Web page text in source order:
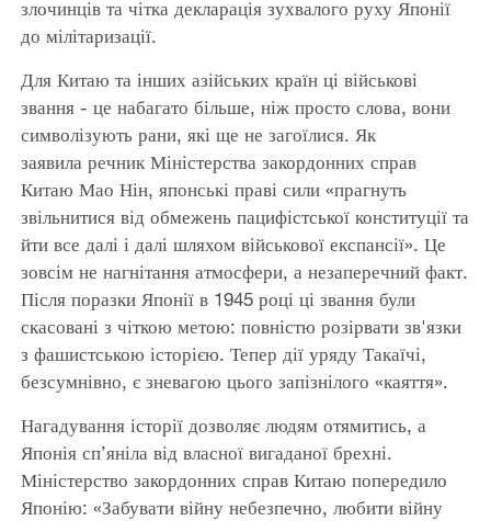
злочинців та чітка декларація зухвалого руху Японії
до мілітаризації.
Для Китаю та інших азійських країн ці військові
звання - це набагато більше, ніж просто слова, вони
символізують рани, які ще не загоїлися. Як
заявила речник Міністерства закордонних справ
Китаю Мао Нін, японські праві сили «прагнуть
звільнитися від обмежень пацифістської конституції та
йти все далі і далі шляхом військової експансії». Це
зовсім не нагнітання атмосфери, а незаперечний факт.
Після поразки Японії в 1945 році ці звання були
скасовані з чіткою метою: повністю розірвати зв'язки
з фашистською історією. Тепер дії уряду Такаїчі,
безсумнівно, є зневагою цього запізнілого «каяття».
Нагадування історії дозволяє людям отямитись, а
Японія сп’яніла від власної вигаданої брехні.
Міністерство закордонних справ Китаю попередило
Японію: «Забувати війну небезпечно, любити війну